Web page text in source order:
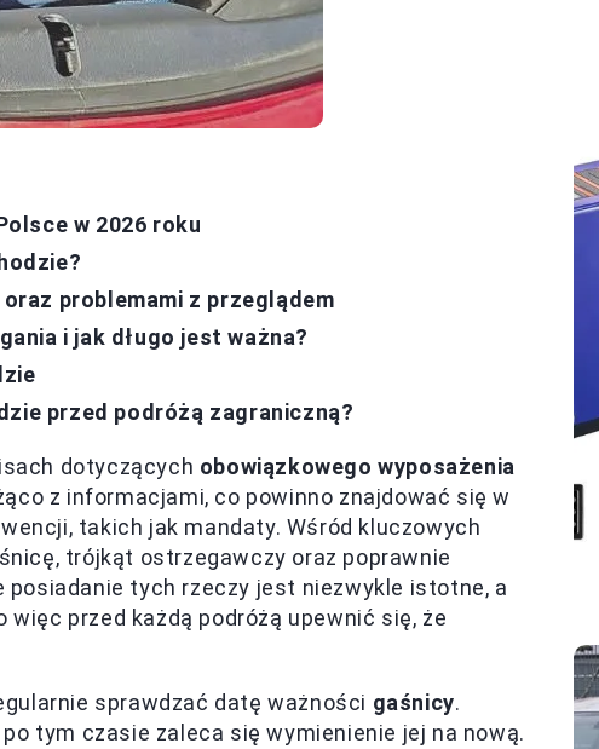
w 2026 roku
problemami z przeglądem
i jak długo jest ważna?
przed podróżą zagraniczną?
dotyczących obowiązkowego wyposażenia
z informacjami, co powinno znajdować się w
takich jak mandaty. Wśród kluczowych
trójkąt ostrzegawczy oraz poprawnie
tych rzeczy jest niezwykle istotne, a
przed każdą podróżą upewnić się, że
sprawdzać datę ważności gaśnicy.
tym czasie zaleca się wymienienie jej na nową.